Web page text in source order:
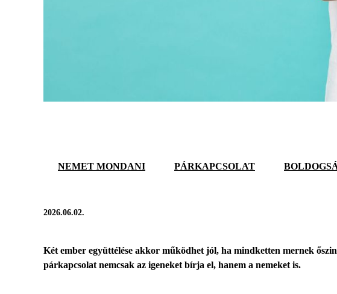
NEMET MONDANI PÁRKAPCSOLAT
2026.06.02.
Két ember együttélése akkor működhet jól, ha mindketten mernek
párkapcsolat nemcsak az igeneket bírja el, hanem a nemeket is.